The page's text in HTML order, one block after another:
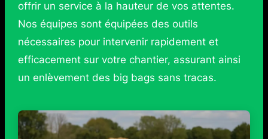
offrir un service à la hauteur de vos attentes.
Nos équipes sont équipées des outils
nécessaires pour intervenir rapidement et
efficacement sur votre chantier, assurant ainsi
un enlèvement des big bags sans tracas.